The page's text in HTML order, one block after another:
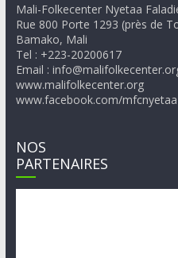
Mali-Folkecenter Nyetaa
Rue 800 Porte 1293 (près de
Bamako, Mali
Tel : +223-20200617
Email :
www.malifolkecenter.org
www.facebook.com/mfcnyetaa
NOS
PARTENAIRES